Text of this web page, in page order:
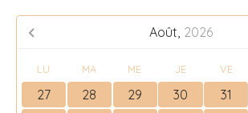
Août, 2026
LU MA ME JE VE
27 28 29 30 31